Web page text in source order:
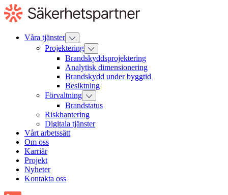
Till
innehåll
Våra tjänster
Projektering
Brandskyddsprojektering
Analytisk dimensionering
Brandskydd under byggtid
Besiktning
Förvaltning
Brandstatus
Riskhantering
Digitala tjänster
Vårt arbetssätt
Om oss
Karriär
Projekt
Nyheter
Kontakta oss